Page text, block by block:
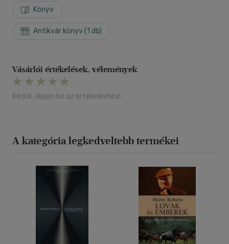
Könyv
Antikvár könyv (1 db)
Vásárlói értékelések, vélemények
Kérjük, lépjen be az értékeléshez!
A kategória legkedveltebb termékei